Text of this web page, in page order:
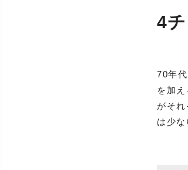
4
70年
を加
がそ
は少